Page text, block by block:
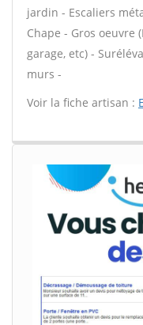
jardin - Escaliers
Chape - Gros oeuvre
garage, etc) -
murs -
Voir la fiche artisan :